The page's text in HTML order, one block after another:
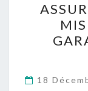
18